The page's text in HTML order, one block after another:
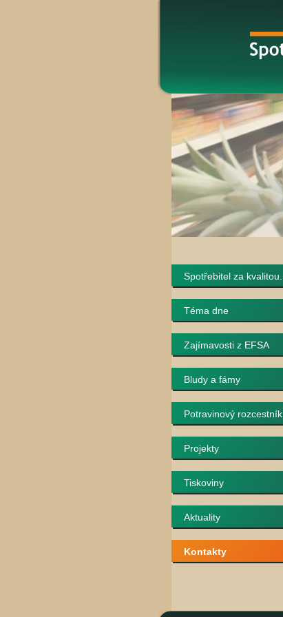
Spotřebitel za kvalitou...
Téma dne
Zajímavosti z EFSA
Bludy a fámy
Potravinový rozcestník
Projekty
Tiskoviny
Aktuality
Kontakty